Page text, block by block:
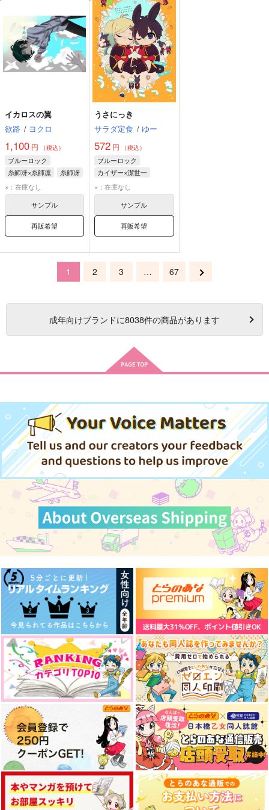
イカロスの翼
欲路 / ヨクロ
1,100 円 （税込）
ブルーロック
糸師冴×糸師凛
糸師冴
糸師凛
×：在庫なし
サンプル
再販希望
うさにっき
サラダ定食 / ゆー
572 円 （税込）
ブルーロック
カイザー×潔世一
ミヒャエル・カイザー
潔世一
×：在庫なし
サンプル
再販希望
1 2 3 … 67
成年向けブランドに8038件の商品があります